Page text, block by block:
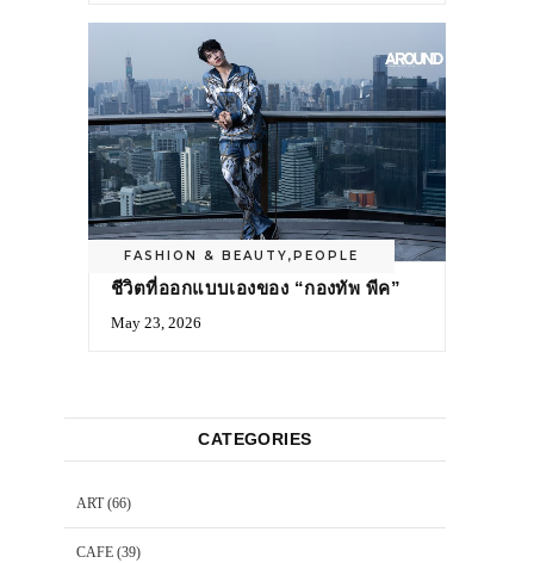
FASHION & BEAUTY,PEOPLE
ชีวิตที่ออกแบบเองของ “กองทัพ พีค”
May 23, 2026
CATEGORIES
ART(66)
CAFE (39)